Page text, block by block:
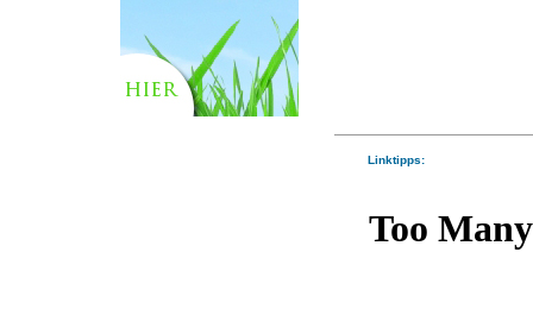
Linktipps: